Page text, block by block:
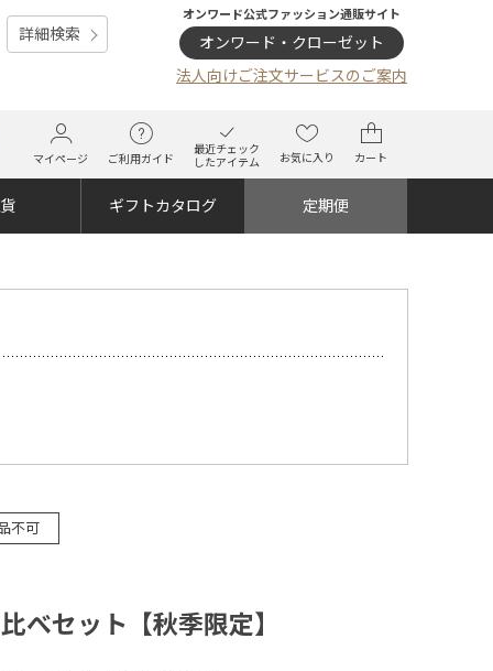
詳細検索
オンワード公式ファッション通販サイト
オンワード・クローゼット
法人向けご注文サービスのご案内
マイページ ご利用ガイド
最近チェック
したアイテム
お気に入り カート
ギフトカタログ 定期便
不可
べセット【秋季限定】